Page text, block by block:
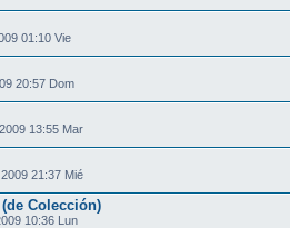
01:10 Vie
20:57 Dom
13:55 Mar
21:37 Mié
Colección)
10:36 Lun